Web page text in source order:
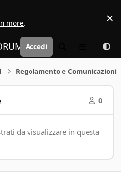
more. ×
| Motorsport Media
Accedi
Regolamento e Comunicazioni
0
da visualizzare in questa